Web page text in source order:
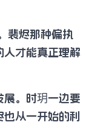
裴烬那种偏执
人才能真正理解
。时玥一边要
从一开始的利